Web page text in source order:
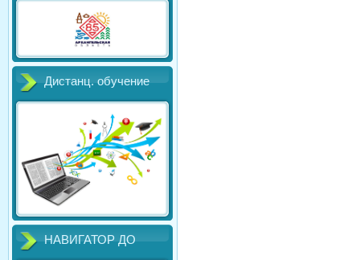
Дистанц. обучение
НАВИГАТОР ДО